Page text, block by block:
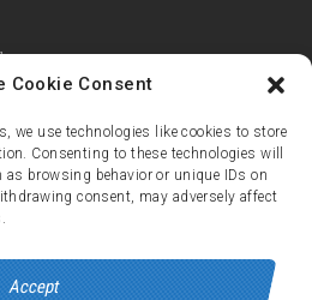
Cookie Consent
we use technologies like cookies to store
Consenting to these technologies will
browsing behavior or unique IDs on
consent, may adversely affect
Accept
légales